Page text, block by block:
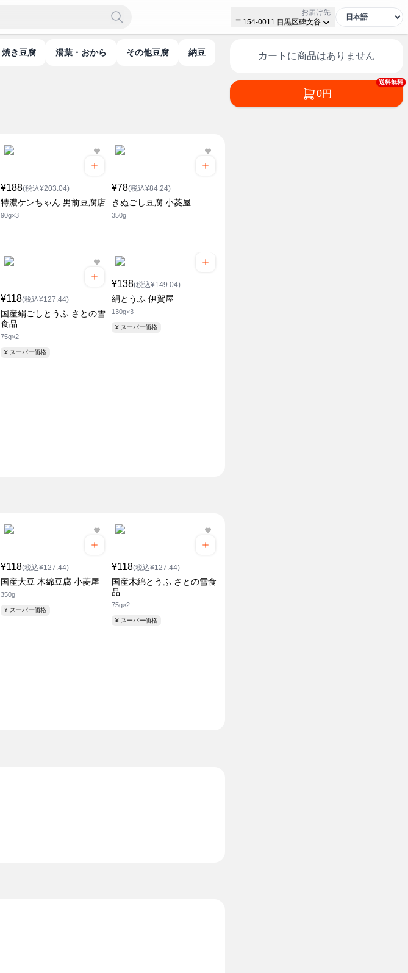
お届け先
〒154-0011 目黒区碑文谷
焼き豆腐 湯葉・おから その他豆腐 納豆
¥188(税込¥203.04)
特濃ケンちゃん 男前豆腐店
90g×3
¥78(税込¥84.24)
きぬごし豆腐 小菱屋
350g
¥118(税込¥127.44)
国産絹ごしとうふ さとの雪
食品
75g×2
¥ スーパー価格
¥138(税込¥149.04)
絹とうふ 伊賀屋
130g×3
¥ スーパー価格
¥118(税込¥127.44)
国産大豆 木綿豆腐 小菱屋
350g
¥ スーパー価格
¥118(税込¥127.44)
国産木綿とうふ さとの雪食
品
75g×2
¥ スーパー価格
カートに商品はありません
送料無料
0円